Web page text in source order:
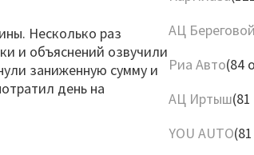
Несколько раз
и объяснений озвучили
заниженную сумму и
день на
АЦ Береговой
Риа Авто(84
АЦ Иртыш
YOU AUTO